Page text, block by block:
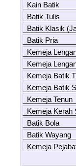
Kain Batik
Batik Tulis
Batik Klasik
Batik Pria
Kemeja
Kemeja
Kemeja Batik
Kemeja Batik
Kemeja Tenun
Kemeja Kerah
Batik Bola
Batik Wayang
Kemeja